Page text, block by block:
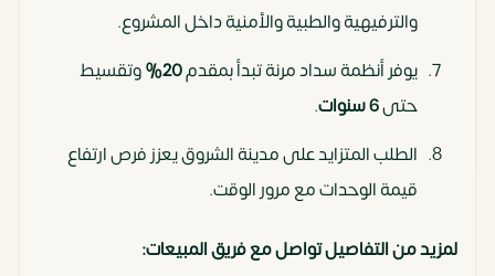
والترفيهية والطبية والأمنية داخل المشروع.
يوفر أنظمة سداد مرنة تبدأ بمقدم20%
وتقسيط
حتى6 سنوات
.
الطلب المتزايد على مدينة الشروق يعزز فرص ارتفاع
قيمة الوحدات مع مرور الوقت.
لمزيد من التفاصيل تواصل مع فريق المبيعات: